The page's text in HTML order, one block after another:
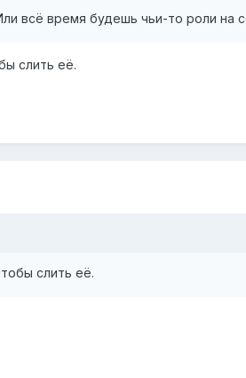
всё время будешь чьи-то роли на
слить её.
слить её.